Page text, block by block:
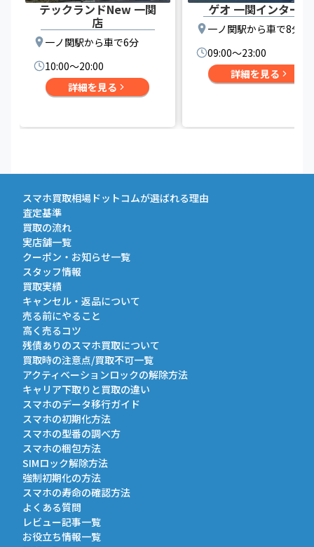
テックランドNew 一関
店
一ノ関駅から車で6分
10:00〜20:00
詳細を見る
ゲオ 一関インター店
一ノ関駅から車で8分
09:00〜23:00
詳細を見る
スマホ買取相場ドットコムが選ばれる理由
査定基準
買取の流れ
実店舗一覧
クーポン・お知らせ一覧
スタッフ情報
買取実績
キャンセル・返品について
売る前にやること
高く売るコツ
残債ありのスマホ買取について
買取時の注意点/買取不可一覧
アクティベーションロックの解除方法
キャリア下取りと買取の違い
スマホのデータ移行ガイド
スマホの初期化方法
スマホの型番の調べ方
スマホの梱包方法
SIMロック解除方法
強制初期化の方法
スマホの寿命の確認方法
よくある質問
レビュー記事一覧
お役立ち情報一覧